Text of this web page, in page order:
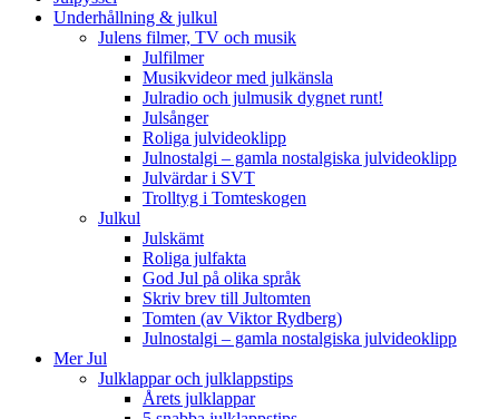
Underhållning & julkul
Julens filmer, TV och musik
Julfilmer
Musikvideor med julkänsla
Julradio och julmusik dygnet runt!
Julsånger
Roliga julvideoklipp
Julnostalgi – gamla nostalgiska julvideoklipp
Julvärdar i SVT
Trolltyg i Tomteskogen
Julkul
Julskämt
Roliga julfakta
God Jul på olika språk
Skriv brev till Jultomten
Tomten (av Viktor Rydberg)
Julnostalgi – gamla nostalgiska julvideoklipp
Mer Jul
Julklappar och julklappstips
Årets julklappar